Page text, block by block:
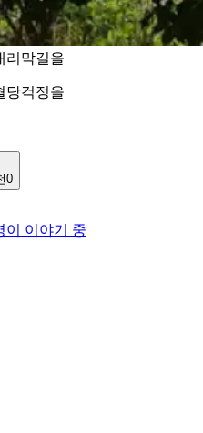
리막길을
당걱정을
0
이 이야기 중